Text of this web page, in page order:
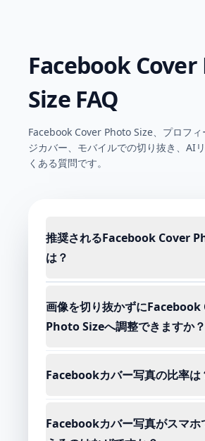
Facebook
Size FAQ
Facebook Cover Photo Size、プロフ
ジカバー、モバイルでの切り抜き、AI
くある質問です。
推奨されるFacebook Cover
は？
画像を切り抜かずにFacebook
Photo Sizeへ調整できますか？
Facebookカバー写真の比率は
Facebookカバー写真がスマホ